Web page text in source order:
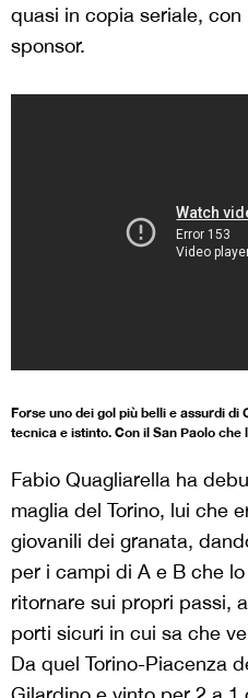
quasi in copia seriale,
sponsor.
Forse uno dei gol più belli e assurdi
tecnica e istinto. Con il San Paolo che
Fabio Quagliarella ha
maglia del Torino, lui che
giovanili dei granata,
per i campi di A e B che
ritornare sui propri passi,
porti sicuri in cui sa che
Da quel Torino-Piacenza